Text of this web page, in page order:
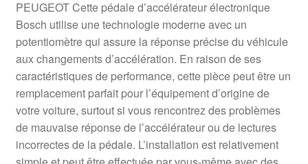
PEUGEOT Cette pédale d’accélérateur électronique
Bosch utilise une technologie moderne avec un
potentiomètre qui assure la réponse précise du véhicule
aux changements d’accélération. En raison de ses
caractéristiques de performance, cette pièce peut être un
remplacement parfait pour l’équipement d’origine de
votre voiture, surtout si vous rencontrez des problèmes
de mauvaise réponse de l’accélérateur ou de lectures
incorrectes de la pédale. L’installation est relativement